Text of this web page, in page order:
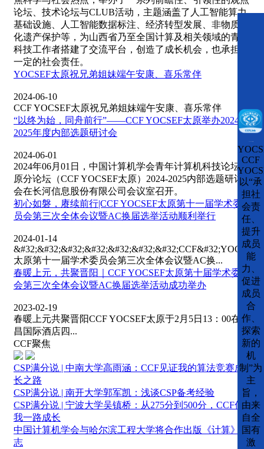
论坛、技术论坛与CLUB活动，主题涵盖了人工智能算力
基础设施、人工智能数据标注、经济转型发展、非物质文
化遗产保护等，为山西省乃至全国计算及相关领域的青年
科技工作者搭建了交流平台，创造了成长机会，也承担了
一定的社会责任。
YOCSEF太原祝兄弟姐妹端午安康、喜乐常伴
2024-06-10
CCF YOCSEF太原祝兄弟姐妹端午安康、喜乐常伴
“以终为始，同舟前行”——CCF YOCSEF太原举办2024-
2025年度内部选题研讨会
2024-06-01
2024年06月01日，中国计算机学会青年计算机科技论坛太
原分论坛（CCF YOCSEF太原）2024-2025内部选题研讨
会在长河信息股份有限公司会议室召开。
初心如磐，赓续前行|CCF YOCSEF太原第十一届学术委
员会第三次全体会议暨AC换届选举活动顺利举行
2024-01-14
&#32;&#32;&#32;&#32;&#32;&#32;&#32;CCF&#32;YOCSEF
太原第十一届学术委员会第三次全体会议暨AC换...
春暖上元，共聚晋阳｜CCF YOCSEF太原第十届学术委员
会第三次全体会议暨AC换届选举活动成功举办
2023-02-19
春暖上元共聚晋阳CCF YOCSEF太原于2月5日13：00在大
昌国际酒店四...
CCF聚焦
CSP满分说 | 中南大学高雨涵：CCF见证我的算法竞赛成
长之路
CSP满分说 | 南开大学郭军凯：浅谈CSP备考经验
CSP满分说 | 宁波大学吴镇桥：从275分到500分，CCF伴
我一路成长
中国计算机学会与哈尔滨工程大学将合作出版《计算》杂
志
CCF
以“承
担社
会责
任、
提升
成员
能
力、
促进
成员
合
作、
探索
新的
机
制”为
主
旨，
由来
自全
国有
激